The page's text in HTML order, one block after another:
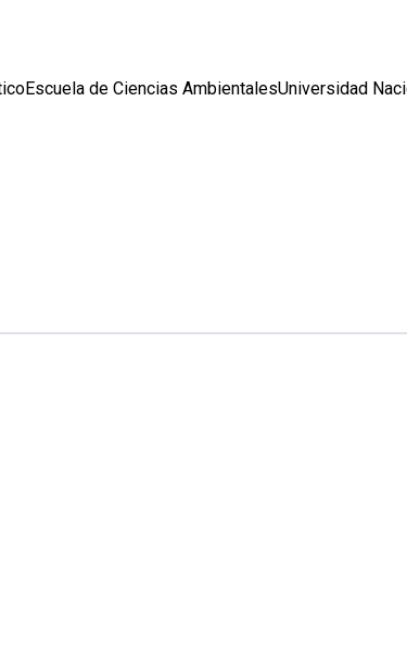
de Ciencias AmbientalesUniversidad